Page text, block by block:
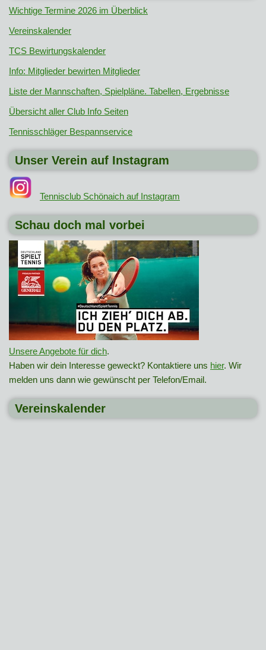
Wichtige Termine 2026 im Überblick
Vereinskalender
TCS Bewirtungskalender
Info: Mitglieder bewirten Mitglieder
Liste der Mannschaften, Spielpläne. Tabellen, Ergebnisse
Übersicht aller Club Info Seiten
Tennisschläger Bespannservice
Unser Verein auf Instagram
Tennisclub Schönaich auf Instagram
Schau doch mal vorbei
Unsere Angebote für dich.
Haben wir dein Interesse geweckt? Kontaktiere uns hier. Wir
melden uns dann wie gewünscht per Telefon/Email.
Vereinskalender